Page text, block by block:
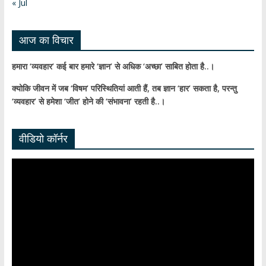
« Jul
आज का विचार
हमारा ‘व्यवहार’ कई बार हमारे ‘ज्ञान’ से अधिक ‘अच्छा’ साबित होता है..।
क्योकि जीवन में जब ‘विषम’ परिस्थितियां आती हैं,तब ज्ञान ‘हार’ सकता है,परन्तु
‘व्यवहार’ से हमेशा ‘जीत’ होने की ‘संभावना’ रहती है..।
वीडियो कॉर्नर